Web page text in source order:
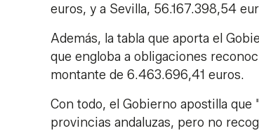
euros, y a Sevilla, 56.167.398,54
Además, la tabla que aporta el
que engloba a obligaciones
montante de 6.463.696,41 euros.
Con todo, el Gobierno apostilla que
provincias andaluzas, pero no